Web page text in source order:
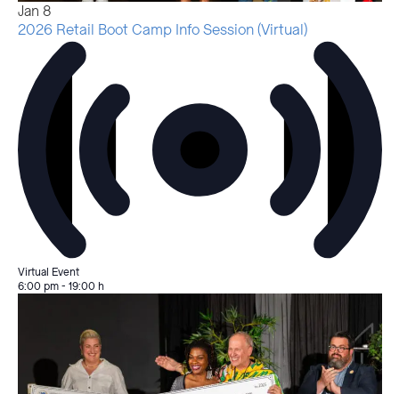
Jan 8
2026 Retail Boot Camp Info Session (Virtual)
Virtual Event
6:00 pm- 19:00 h